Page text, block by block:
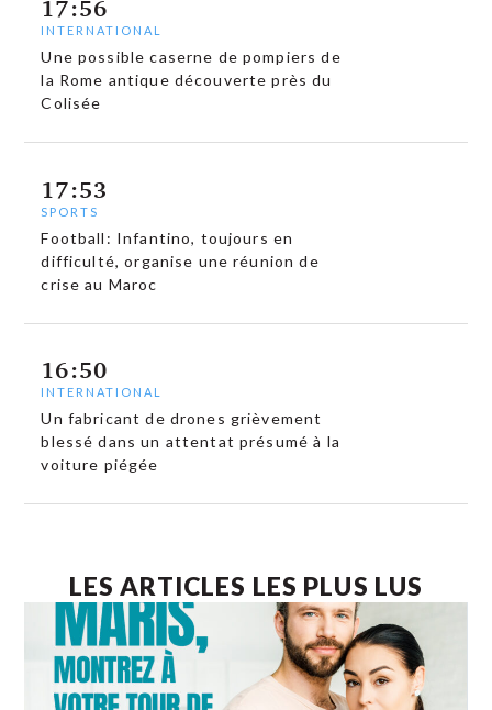
17:56
INTERNATIONAL
Une possible caserne de pompiers de
la Rome antique découverte près du
Colisée
17:53
SPORTS
Football: Infantino, toujours en
difficulté, organise une réunion de
crise au Maroc
16:50
INTERNATIONAL
Un fabricant de drones grièvement
blessé dans un attentat présumé à la
voiture piégée
LES ARTICLES LES PLUS LUS